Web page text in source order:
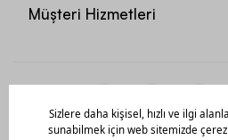
Müşteri Hizmetleri